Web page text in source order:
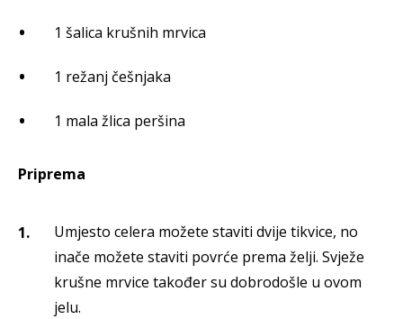
1 šalica krušnih mrvica
1 režanj češnjaka
1 mala žlica peršina
Priprema
Umjesto celera možete staviti dvije tikvice, no
inače možete staviti povrće prema želji. Svježe
krušne mrvice također su dobrodošle u ovom
jelu.